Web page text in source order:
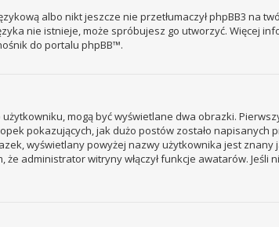
albo nikt jeszcze nie przetłumaczył phpBB3 na
nie istnieje, może spróbujesz go utworzyć. Więcej
do portalu phpBB™.
mogą być wyświetlane dwa obrazki.
pokazujących, jak dużo postów zostało
wyświetlany powyżej nazwy użytkownika jest
administrator witryny włączył funkcje awatarów. Jeśli